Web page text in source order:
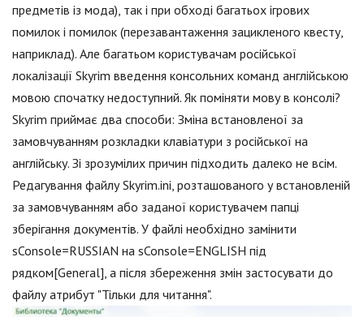
предметів із мода), так і при обході багатьох ігрових
помилок і помилок (перезавантаження зацикленого квесту,
наприклад). Але багатьом користувачам російської
локалізації Skyrim введення консольних команд англійською
мовою спочатку недоступний. Як поміняти мову в консолі?
Skyrim приймає два способи: Зміна встановленої за
замовчуванням розкладки клавіатури з російської на
англійську. Зі зрозумілих причин підходить далеко не всім.
Редагування файлу Skyrim.ini, розташованого у встановленій
за замовчуванням або заданої користувачем папці
зберігання документів. У файлі необхідно замінити
sConsole=RUSSIAN на sConsole=ENGLISH під
рядком[General], а після збереження змін застосувати до
файлу атрибут "Тільки для читання".